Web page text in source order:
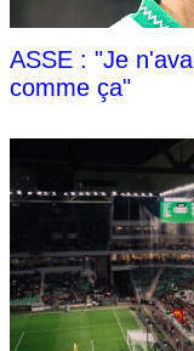
ASSE : "Je
comme ça"